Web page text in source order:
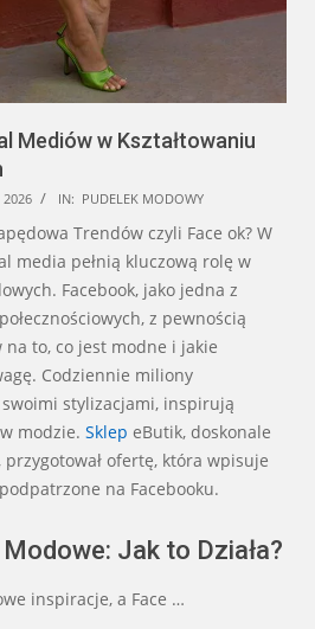
Mediów w Kształtowaniu
2026 IN: PUDELEK MODOWY
Trendów czyli Face ok? W
media pełnią kluczową rolę w
Facebook, jako jedna z
z pewnością
na to, co jest modne i jakie
Codziennie miliony
stylizacjami, inspirują
modzie. Sklep eButik, doskonale
ofertę, która wpisuje
podpatrzone na Facebooku.
Jak to Działa?
inspiracje, a Face …